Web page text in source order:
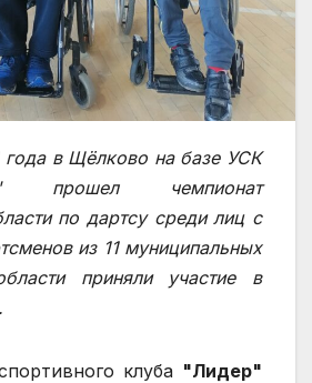
года в Щёлково на базе УСК
прошел чемпионат
по дартсу среди лиц с
из 11 муниципальных
приняли участие в
клуба "Лидер"